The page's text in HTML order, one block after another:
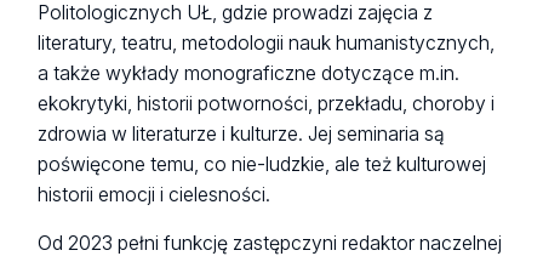
Politologicznych UŁ, gdzie prowadzi zajęcia z
literatury, teatru, metodologii nauk humanistycznych,
a także wykłady monograficzne dotyczące m.in.
ekokrytyki, historii potworności, przekładu, choroby i
zdrowia w literaturze i kulturze. Jej seminaria są
poświęcone temu, co nie-ludzkie, ale też kulturowej
historii emocji i cielesności.
Od 2023 pełni funkcję zastępczyni redaktor naczelnej